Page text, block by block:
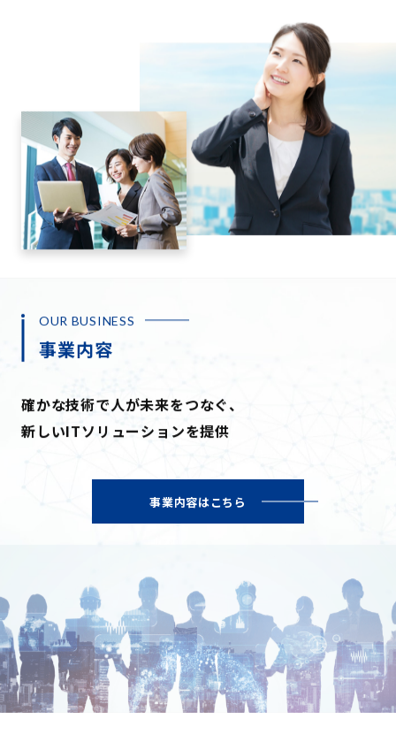
OUR BUSINESS
事業内容
確かな技術で人が未来をつなぐ、
新しいITソリューションを提供
事業内容はこちら